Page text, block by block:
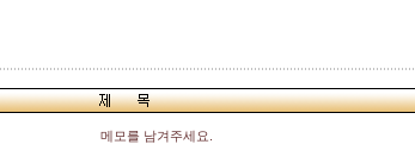
메모를 남겨주세요.